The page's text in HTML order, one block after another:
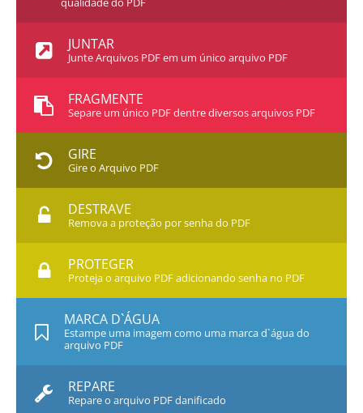
JUNTAR
Junte Arquivos PDF em um único arquivo PDF
FRAGMENTE
Separe um único PDF dentre diversos arquivos PDF
GIRE
Gire o Arquivo PDF
DESTRAVE
Remova a proteção por senha do PDF
PROTEGER
Proteja o arquivo PDF adicionando senha no PDF
MARCA D`ÁGUA
Estampe uma imagem como uma marca d`água do
arquivo PDF
REPARE
Repare o arquivo PDF danificado